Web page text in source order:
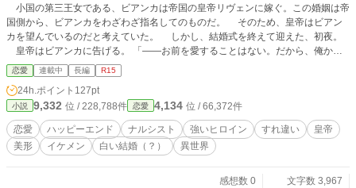
小国の第三王女である、ビアンカは帝国の皇帝リヴェンに嫁ぐ。この婚姻は帝
国側から、ビアンカをわざわざ指名してのものだ。 そのため、皇帝はビアン
カを望んでいるのだと考えていた。 しかし、結婚式を終えて迎えた、初夜。
皇帝はビアンカに告げる。 「――お前を愛することはない。だから、俺から
の愛を望むな」 ……でも、そんなことを言われてもビアンカは全然平気だっ
た。 なぜなら、ビアンカは―― 「私の神もひれ伏す美しさに恐れおののいた
のかしら？ まぁ、いいわ。私以上に私を愛せる人など、やはりいなかったわ
ね」 超がつくほどナルシストだった！ そんなナルシストな皇后ビアンカのハ
ッピー新生活。
恋愛 連載中 長編 R15
24h.ポイント 127pt
小説 9,332 位 / 228,788件 恋愛 4,134 位 / 66,372件
恋愛 ハッピーエンド ナルシスト 強いヒロイン すれ違い
皇帝
美形
イケメン 白い結婚（？） 異世界
感想数 0
文字数 3,967